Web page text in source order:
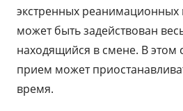
экстренных реанимационных
может быть задействован
находящийся в смене. В этом
прием может
время.